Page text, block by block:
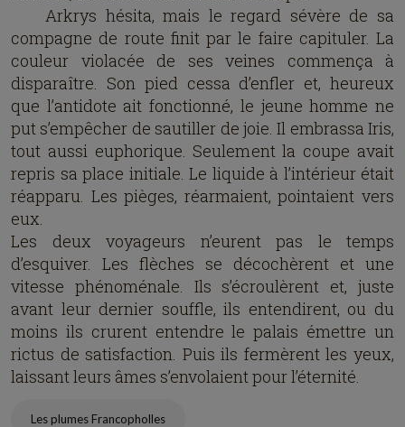
Arkrys hésita, mais le regard sévère de sa
compagne de route finit par le faire capituler. La
couleur violacée de ses veines commença à
disparaître. Son pied cessa d’enfler et, heureux
que l’antidote ait fonctionné, le jeune homme ne
put s’empêcher de sautiller de joie. Il embrassa Iris,
tout aussi euphorique. Seulement la coupe avait
repris sa place initiale. Le liquide à l’intérieur était
réapparu. Les pièges, réarmaient, pointaient vers
eux.
Les deux voyageurs n’eurent pas le temps
d’esquiver. Les flèches se décochèrent et une
vitesse phénoménale. Ils s’écroulèrent et, juste
avant leur dernier souffle, ils entendirent, ou du
moins ils crurent entendre le palais émettre un
rictus de satisfaction. Puis ils fermèrent les yeux,
laissant leurs âmes s’envolaient pour l’éternité.
Les plumes Francopholles